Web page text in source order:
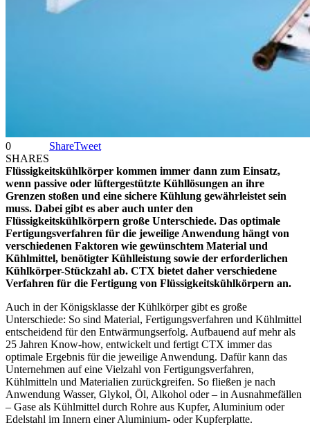
0
SHARES
ShareTweet
Flüssigkeitskühlkörper kommen immer dann zum Einsatz,
wenn passive oder lüftergestützte Kühllösungen an ihre
Grenzen stoßen und eine sichere Kühlung gewährleistet sein
muss. Dabei gibt es aber auch unter den
Flüssigkeitskühlkörpern große Unterschiede. Das optimale
Fertigungsverfahren für die jeweilige Anwendung hängt von
verschiedenen Faktoren wie gewünschtem Material und
Kühlmittel, benötigter Kühlleistung sowie der erforderlichen
Kühlkörper-Stückzahl ab. CTX bietet daher verschiedene
Verfahren für die Fertigung von Flüssigkeitskühlkörpern an.
Auch in der Königsklasse der Kühlkörper gibt es große
Unterschiede: So sind Material, Fertigungsverfahren und Kühlmittel
entscheidend für den Entwärmungserfolg. Aufbauend auf mehr als
25 Jahren Know-how, entwickelt und fertigt CTX immer das
optimale Ergebnis für die jeweilige Anwendung. Dafür kann das
Unternehmen auf eine Vielzahl von Fertigungsverfahren,
Kühlmitteln und Materialien zurückgreifen. So fließen je nach
Anwendung Wasser, Glykol, Öl, Alkohol oder – in Ausnahmefällen
– Gase als Kühlmittel durch Rohre aus Kupfer, Aluminium oder
Edelstahl im Innern einer Aluminium- oder Kupferplatte.